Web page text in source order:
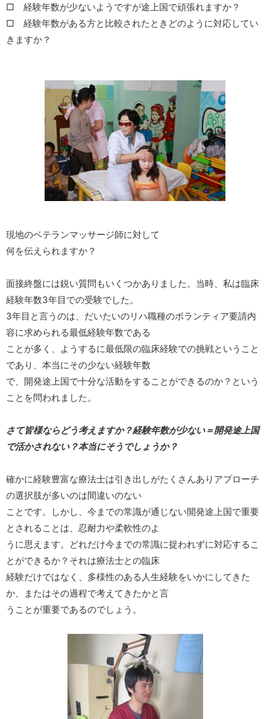
□ 経験年数が少ないようですが途上国で頑張れますか？
□ 経験年数がある方と比較されたときどのように対応してい
きますか？
現地のベテランマッサージ師に対して
何を伝えられますか？
面接終盤には鋭い質問もいくつかありました。当時、私は臨床
経験年数3年目での受験でした。
3年目と言うのは、だいたいのリハ職種のボランティア要請内
容に求められる最低経験年数である
ことが多く、ようするに最低限の臨床経験での挑戦ということ
であり、本当にその少ない経験年数
で、開発途上国で十分な活動をすることができるのか？という
ことを問われました。
さて皆様ならどう考えますか？経験年数が少ない＝開発途上国
で活かされない？本当にそうでしょうか？
確かに経験豊富な療法士は引き出しがたくさんありアプローチ
の選択肢が多いのは間違いのない
ことです。しかし、今までの常識が通じない開発途上国で重要
とされることは、忍耐力や柔軟性のよ
うに思えます。どれだけ今までの常識に捉われずに対応するこ
とができるか？それは療法士との臨床
経験だけではなく、多様性のある人生経験をいかにしてきた
か、またはその過程で考えてきたかと言
うことが重要であるのでしょう。